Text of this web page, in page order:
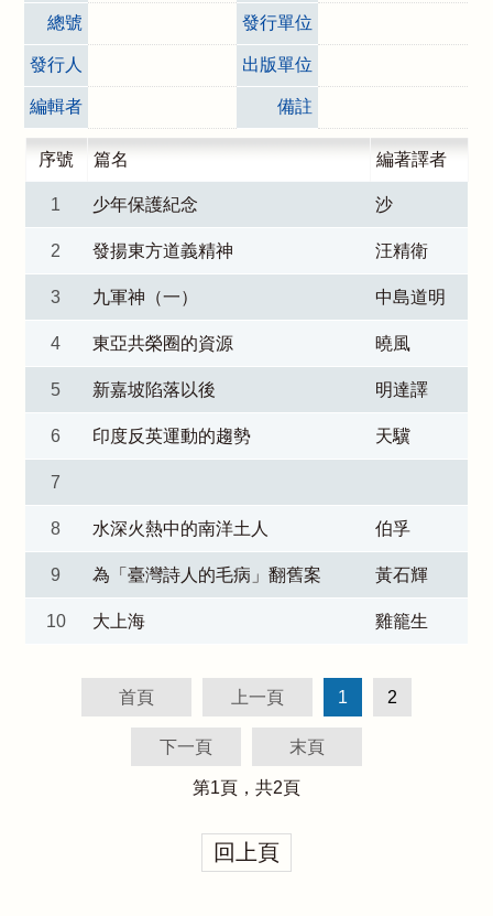
總號 發行單位
發行人 出版單位
編輯者 備註
序號 篇名 編著譯者
1 少年保護紀念 沙
2 發揚東方道義精神 汪精衛
3 九軍神（一） 中島道明
4 東亞共榮圈的資源 曉風
5 新嘉坡陷落以後 明達譯
6 印度反英運動的趨勢 天驥
7
8 水深火熱中的南洋土人 伯孚
9 為「臺灣詩人的毛病」翻舊案 黃石輝
10 大上海 雞籠生
首頁 上一頁 1 2
下一頁 末頁
第1頁，共2頁
回上頁